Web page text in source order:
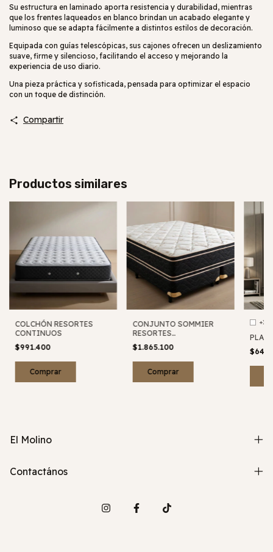
Su estructura en laminado aporta resistencia y durabilidad, mientras
que los frentes laqueados en blanco brindan un acabado elegante y
luminoso que se adapta fácilmente a distintos estilos de decoración.
Equipada con guías telescópicas, sus cajones ofrecen un deslizamiento
suave, firme y silencioso, facilitando el acceso y mejorando la
experiencia de uso diario.
Una pieza práctica y sofisticada, pensada para optimizar el espacio
con un toque de distinción.
Compartir
Productos similares
COLCHÓN RESORTES
CONTINUOS
$991.400
Comprar
CONJUNTO SOMMIER
RESORTES
INDIVIDUALES
$1.865.100
Comprar
+1
El Molino
Contactános